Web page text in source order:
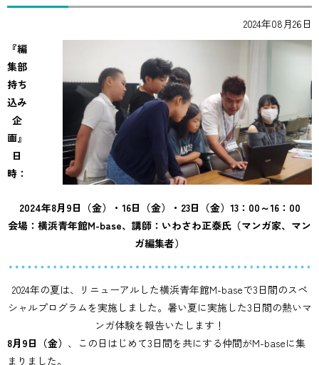
不登校・引きこもり支援
ハートフルみなみ
学習支援（生活支援）
横浜市瀬谷区寄り添い型学習支援事業
綾瀬市生活困窮世帯学習支援事業
居場所支援
南区青少年の地域活動拠点事業(横浜青年館 M‐base）
放課後イングリッシュ/Let’s have fun!
放課後マンガ教室初級/中級
おもしろサイエンス
お仕事体験・だがしや楽校
その他のプログラム
2024年08月26日
『編
集部
持ち
込み
企
画』
日
時：
2024年8月9日（金）・16日（金）・23日（金）13：00～16：00
会場：横浜青年館M-base、講師：いわさわ正泰氏（マンガ家、マン
ガ編集者）
2024年の夏は、リニューアルした横浜青年館M-baseで3日間のスペ
シャルプログラムを実施しました。暑い夏に実施した3日間の熱いマ
ンガ体験を報告いたします！
8月9日（金） 、この日はじめて3日間を共にする仲間がM-baseに集
まりました。